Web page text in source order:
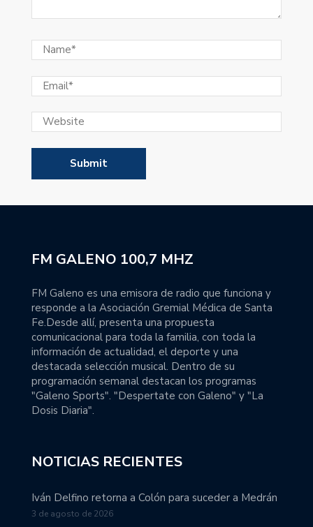
FM GALENO 100,7 MHZ
FM Galeno es una emisora de radio que funciona y
responde a la Asociación Gremial Médica de Santa
Fe.Desde allí, presenta una propuesta
comunicacional para toda la familia, con toda la
información de actualidad, el deporte y una
destacada selección musical. Dentro de su
programación semanal destacan los programas
"Galeno Sports". "Despertate con Galeno" y "La
Dosis Diaria".
NOTICIAS RECIENTES
Iván Delfino retorna a Colón para suceder a Medrán
3 de agosto de 2026